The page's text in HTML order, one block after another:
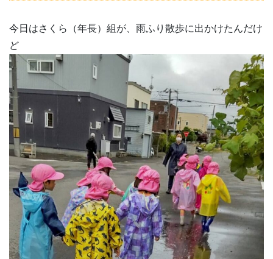
今日はさくら（年長）組が、雨ふり散歩に出かけたんだけ
ど